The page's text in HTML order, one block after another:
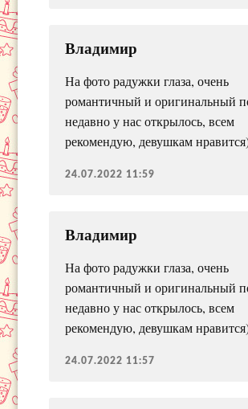
Владимир
На фото радужки глаза, очень
романтичный и оригинальный
недавно у нас открылось, всем
рекомендую, девушкам
24.07.2022 11:59
Владимир
На фото радужки глаза, очень
романтичный и оригинальный
недавно у нас открылось, всем
рекомендую, девушкам
24.07.2022 11:57